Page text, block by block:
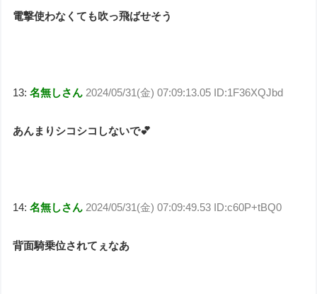
電撃使わなくても吹っ飛ばせそう
13:名無しさん 2024/05/31(金) 07:09:13.05 ID:1F36XQJbd
あんまりシコシコしないで💕
14:名無しさん 2024/05/31(金) 07:09:49.53 ID:c60P+tBQ0
背面騎乗位されてぇなあ